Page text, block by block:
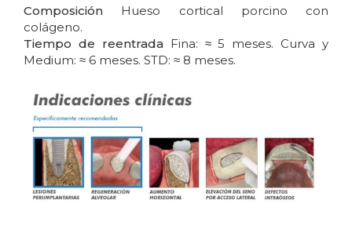
Composición Hueso cortical porcino con
colágeno.
Tiempo de reentradaFina: ≈ 5 meses. Curva y
Medium: ≈ 6 meses. STD: ≈ 8 meses.